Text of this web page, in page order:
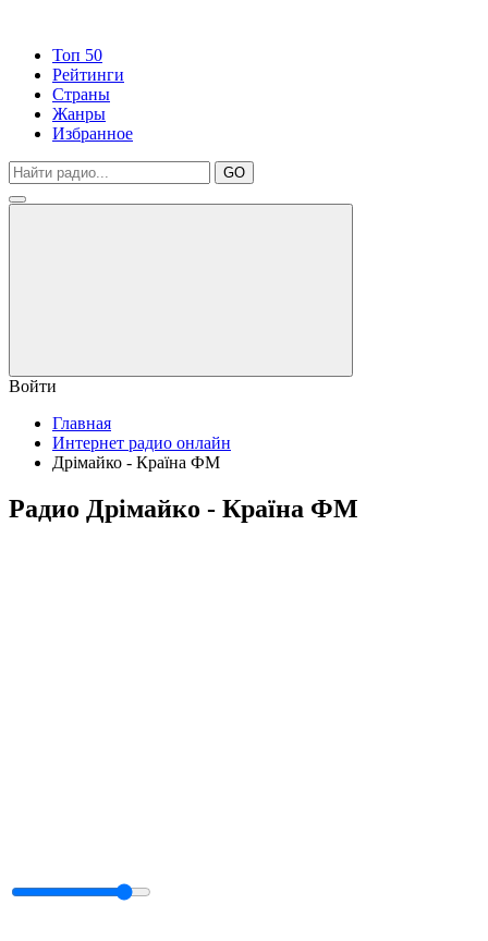
Топ 50
Рейтинги
Страны
Жанры
Избранное
GO
Войти
Главная
Интернет радио онлайн
Дрімайко - Країна ФМ
Радио Дрімайко - Країна ФМ